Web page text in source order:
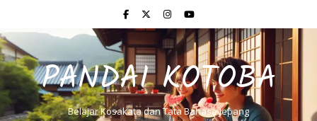
PANDAI KOTOBA
Belajar Kosakata dan Tata Bahasa Jepang